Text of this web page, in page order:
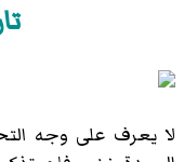
لا يعرف على وجه